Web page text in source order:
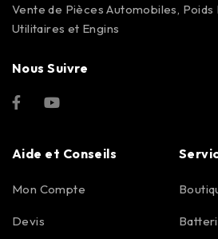
Vente de Pièces Automobiles, Poids
Utilitaires et Engins
Nous Suivre
Aide et Conseils
Mon Compte
Devis